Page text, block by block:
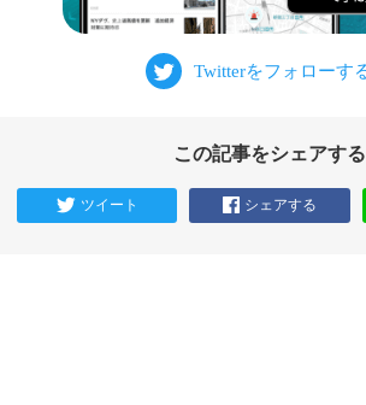
この記事をシェアする
ツイート シェアする